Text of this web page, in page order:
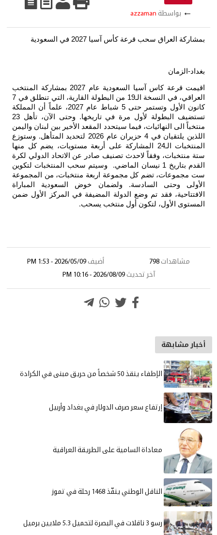
في السعودية
اقيمت قرعة كاس آسيا السعودية عام 2027 بمشاركة المنتخب
العراقي، في النسخة الـ19 من البطولة القارية، التي تنطلق في 7
كانون الأول وتستمر حتى 5 شباط عام 2027، علماً أن المملكة
تستضيف البطولة لأول مرة في تاريخها. وحتى الآن، تأهل 23
المقعد الأخير بين لبنان واليمن
اللذين يلتقيان في 4 حزيران عام 2026 لتحديد المتأهل. وستوزع
المشاركة على أربعة مستويات، يضم كل منها
صادر عن الاتحاد الدولي لكرة
نيسان الماضي. وسيتم سحب المنتخبات لتكوين
اربعة منتخبات، من المجموعة
خوض السعودية المباراة
المضيفة في المركز الأول ضمن
منتخب يسحب.
أضيف 2026/05/09 - 1:53 PM
الدولار في بغداد وأربيل
على الطريقة العراقية
في تموز